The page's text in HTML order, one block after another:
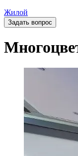
Жилой
Задать вопрос